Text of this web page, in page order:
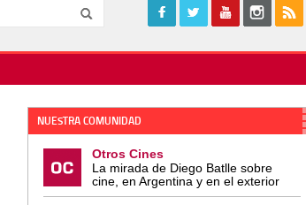
NUESTRA COMUNIDAD
Otros Cines
La mirada de Diego Batlle sobre
cine, en Argentina y en el exterior